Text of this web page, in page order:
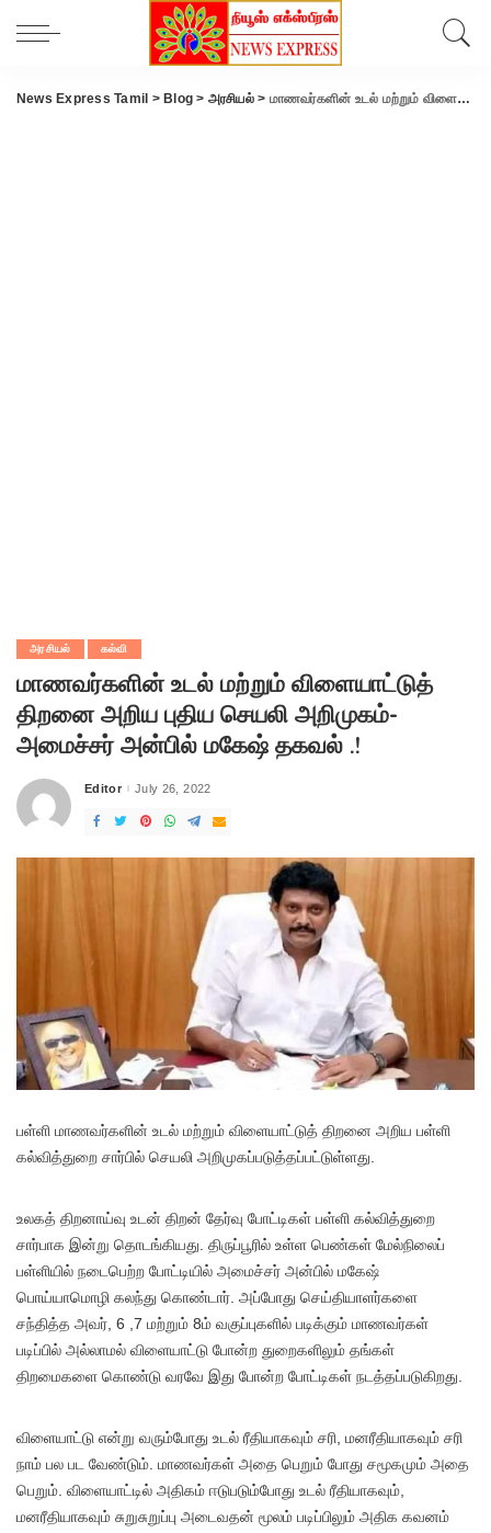
News Express Tamil > Blog > அரசியல்> மாணவர்களின் உடல் மற்றும் விளையாட்டுத் திறனை அறிய புதிய செயலி அறிமுகம்- அமைச்சர் அன்பில் மகேஷ் தகவல் .!
அரசியல் கல்வி
மாணவர்களின் உடல் மற்றும் விளையாட்டுத்
திறனை அறிய புதிய செயலி அறிமுகம்-
அமைச்சர் அன்பில் மகேஷ் தகவல் .!
Posted
Editor July 26, 2022
பள்ளி மாணவர்களின் உடல் மற்றும் விளையாட்டுத் திறனை அறிய பள்ளி
கல்வித்துறை சார்பில் செயலி அறிமுகப்படுத்தப்பட்டுள்ளது.
உலகத் திறனாய்வு உடன் திறன் தேர்வு போட்டிகள் பள்ளி கல்வித்துறை
சார்பாக இன்று தொடங்கியது. திருப்பூரில் உள்ள பெண்கள் மேல்நிலைப்
பள்ளியில் நடைபெற்ற போட்டியில் அமைச்சர் அன்பில் மகேஷ்
பொய்யாமொழி கலந்து கொண்டார். அப்போது செய்தியாளர்களை
சந்தித்த அவர், 6 ,7 மற்றும் 8ம் வகுப்புகளில் படிக்கும் மாணவர்கள்
படிப்பில் அல்லாமல் விளையாட்டு போன்ற துறைகளிலும் தங்கள்
திறமைகளை கொண்டு வரவே இது போன்ற போட்டிகள் நடத்தப்படுகிறது.
விளையாட்டு என்று வரும்போது உடல் ரீதியாகவும் சரி, மனரீதியாகவும் சரி
நாம் பல பட வேண்டும். மாணவர்கள் அதை பெறும் போது சமூகமும் அதை
பெறும். விளையாட்டில் அதிகம் ஈடுபடும்போது உடல் ரீதியாகவும்,
மனரீதியாகவும் சுறுசுறுப்பு அடைவதன் மூலம் படிப்பிலும் அதிக கவனம்